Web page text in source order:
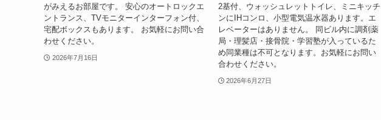
がみえるお部屋です。 安心のオートロックエ
ントランス、TVモニターインターフォン付、
宅配ボックスもあります。 お気軽にお問い合
わせください。
2026年7月16日
2基付、ウォッシュレットトイレ、ミニキッチ
ンにIHコンロ、小型電気温水器あります。エ
レベーターはありません。 同ビル内に調剤薬
局・理髪店・接骨院・学習塾が入っているた
め同業種は不可となります。お気軽にお問い
合わせください。
2026年6月27日